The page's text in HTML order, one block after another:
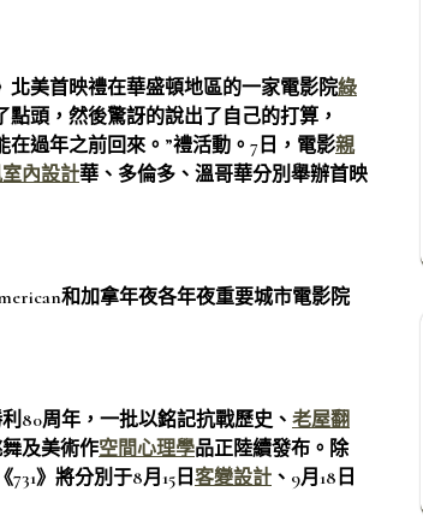
北美首映禮在華盛頓地區的一家電影院綠
頭，然後驚訝的說出了自己的打算，
在過年之前回來。”禮活動。7日，電影親
內設計華、多倫多、溫哥華分別舉辦首映
和加拿年夜各年夜重要城市電影院
80周年，一批以銘記抗戰歷史、 老屋翻
及美術作空間心理學品正陸續發布。除
》將分別于8月15日 客變設計 、9月18日